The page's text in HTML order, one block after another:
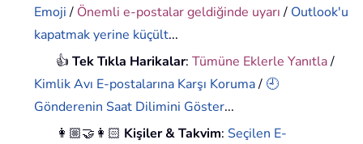
Emoji/ Önemli e-postalar geldiğinde uyarı/ Outlook'u
kapatmak yerine küçült...
👍Tek Tıkla Harikalar:Tümüne Eklerle Yanıtla/
Kimlik Avı E-postalarına Karşı Koruma/ 🕘
Gönderenin Saat Dilimini Göster...
👩🏼‍🤝‍👩🏻 Kişiler & Takvim: Seçilen E-